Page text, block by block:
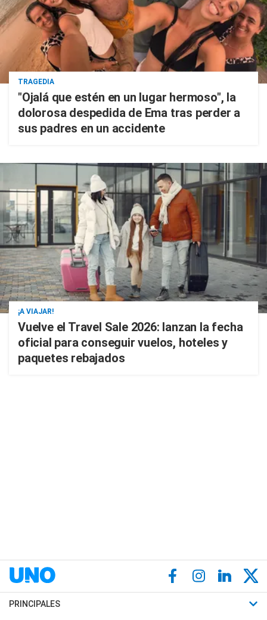
TRAGEDIA
"Ojalá que estén en un lugar hermoso", la
dolorosa despedida de Ema tras perder a
sus padres en un accidente
¡A VIAJAR!
Vuelve el Travel Sale 2026: lanzan la fecha
oficial para conseguir vuelos, hoteles y
paquetes rebajados
PRINCIPALES